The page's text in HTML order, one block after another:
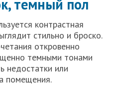
темный пол
контрастная
стильно и броско.
откровенно
темными тонами
недостатки или
помещения.